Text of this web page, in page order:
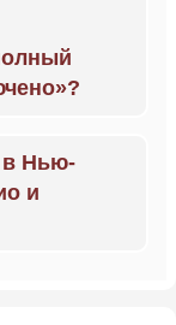
в Нью-
и